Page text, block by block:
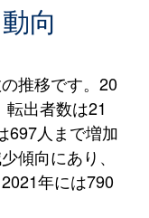
向
推移です。20
出者数は21
697人まで増加
傾向にあり、
年には790